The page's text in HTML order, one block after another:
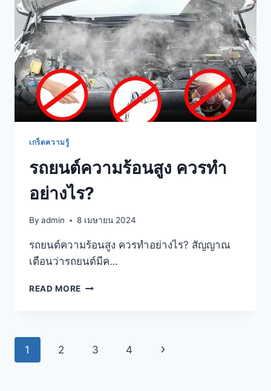
เกร็ดความรู้
รถยนต์ความร้อนสูง ควรทำ
อย่างไร?
By admin 8 เมษายน 2024
รถยนต์ความร้อนสูง ควรทำอย่างไร? สัญญาณ
เตือนว่ารถยนต์มีค…
READ MORE
1 2 3 4